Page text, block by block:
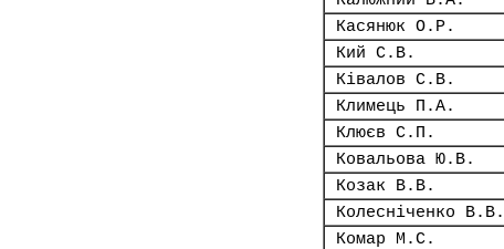
Касянюк О.Р.
Кий С.В.
Ківалов С.В.
Климець П.А.
Клюєв С.П.
Ковальова Ю.В.
Козак В.В.
Колесніченко В.В.
Комар М.С.